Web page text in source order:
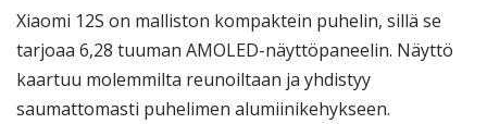
Xiaomi 12S on malliston kompaktein puhelin, sillä se
tarjoaa 6,28 tuuman AMOLED-näyttöpaneelin. Näyttö
kaartuu molemmilta reunoiltaan ja yhdistyy
saumattomasti puhelimen alumiinikehykseen.